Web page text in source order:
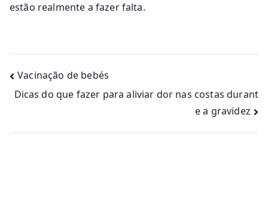
estão realmente a fazer falta.
Navegação
de
artigos
Vacinação de bebés
Dicas do que fazer para aliviar dor nas costas durant
e a gravidez